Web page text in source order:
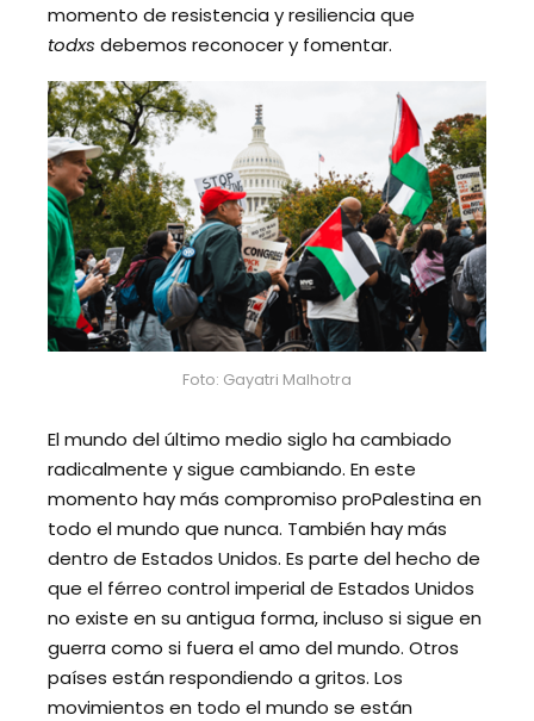
momento de resistencia y resiliencia que
todxs debemos reconocer y fomentar.
Foto: Gayatri Malhotra
El mundo del último medio siglo ha cambiado
radicalmente y sigue cambiando. En este
momento hay más compromiso proPalestina en
todo el mundo que nunca. También hay más
dentro de Estados Unidos. Es parte del hecho de
que el férreo control imperial de Estados Unidos
no existe en su antigua forma, incluso si sigue en
guerra como si fuera el amo del mundo. Otros
países están respondiendo a gritos. Los
movimientos en todo el mundo se están